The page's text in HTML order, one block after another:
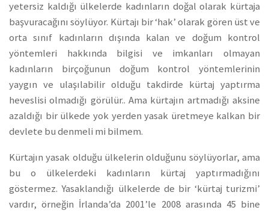
yetersiz kaldığı ülkelerde kadınların doğal olarak kürtaja
başvuracağını söylüyor. Kürtajı bir ‘hak’ olarak gören üst ve
orta sınıf kadınların dışında kalan ve doğum kontrol
yöntemleri hakkında bilgisi ve imkanları olmayan
kadınların birçoğunun doğum kontrol yöntemlerinin
yaygın ve ulaşılabilir olduğu takdirde kürtaj yaptırma
heveslisi olmadığı görülür.. Ama kürtajın artmadığı aksine
azaldığı bir ülkede yok yerden yasak üretmeye kalkan bir
devlete bu denmeli mi bilmem.
Kürtajın yasak olduğu ülkelerin olduğunu söylüyorlar, ama
bu o ülkelerdeki kadınların kürtaj yaptırmadığını
göstermez. Yasaklandığı ülkelerde de bir ‘kürtaj turizmi’
vardır, örneğin İrlanda’da 2001’le 2008 arasında 45 bine